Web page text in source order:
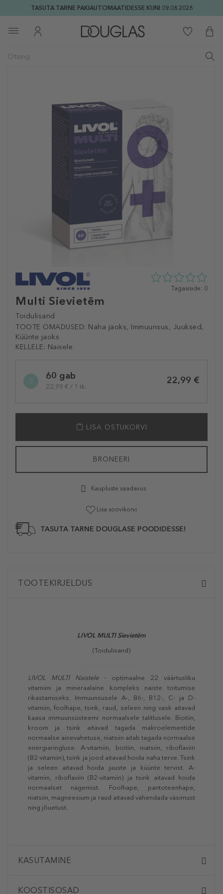
TASUTA TARNE PAKIAUTOMAATIDESSE KUNI 09.08.2026
Multi Sievietēm
Toidulisand
TOOTE OMADUSED: Naha jaoks, Immuunsus, Juuksed,
Küünte jaoks
KELLELE: Naisele
0
Tagasiside: 0
variation60 gab
22,99 € / 1 tk.
22,99 €
LISA OSTUKORVI
BRONEERI
Kaupluste saadavus
Lisa soovikorvi
TASUTA TARNE DOUGLASE POODIDESSE!
TOOTEKIRJELDUS
LIVOL MULTI Sievietēm
(Toidulisand)
LIVOL MULTI Naistele- optimaalne 22 väärtusliku
vitamiini ja mineraalaine kompleks naiste toitumise
rikastamiseks. Immuunsusele A-, B6-, B12-, C- ja D-
vitamiin, foolhape, tsink, raud, seleen ning vask aitavad
kaasa immuunsüsteemi normaalsele talitlusele. Biotiin,
kroom ja tsink aitavad tagada makroelementide
normaalse ainevahetuse, niatsiin aitab tagada normaalse
energiaringluse. A-vitamiin, biotiin, niatsiin, riboflaviin
(B2-vitamiin), tsink ja jood aitavad hoida naha terve. Tsink
ja seleen aitavad hoida juuste ja küünte tervist. A-
vitamiin, riboflaviin (B2-vitamiin) ja tsink aitavad hoida
normaalset nägemist. Foolhape, pantoteenhape,
niatsiin, magneesium ja raud aitavad vähendada väsimust
ning jõuetust.
KASUTAMINE
KOOSTISOSAD